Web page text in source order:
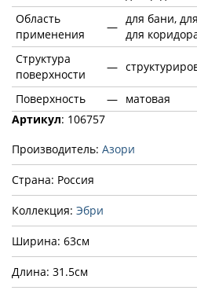
Область
применения
—
для бани,
для
Структура
поверхности
—
Поверхность — матовая
Артикул: 106757
Производитель: Азори
Страна: Россия
Коллекция: Эбри
Ширина: 63см
Длина: 31.5см